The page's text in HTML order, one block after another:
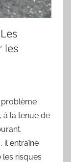
les
problème
à la tenue de
il entraîne
risques